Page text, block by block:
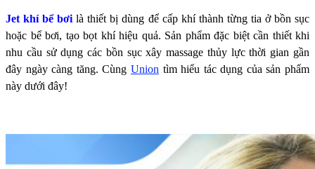
Jet khí bể bơi làthiết bị dùng để cấp khí thành từng tia ở bồn sục
hoặc bể bơi, tạo bọt khí hiệu quả. Sản phẩm đặc biệt cần thiết khi
nhu cầu sử dụng các bồn sục xây massage thủy lực thời gian gần
đây ngày càng tăng. Cùng Union tìm hiểu tác dụng của sản phẩm
này dưới đây!